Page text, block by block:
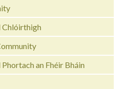
Chlóirthigh
an Fhéir Bháin